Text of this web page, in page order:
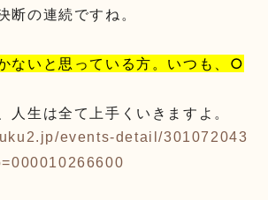
断の連続ですね。
ないと思っている方。いつも、○
人生は全て上手くいきますよ。
events-detail/301072043